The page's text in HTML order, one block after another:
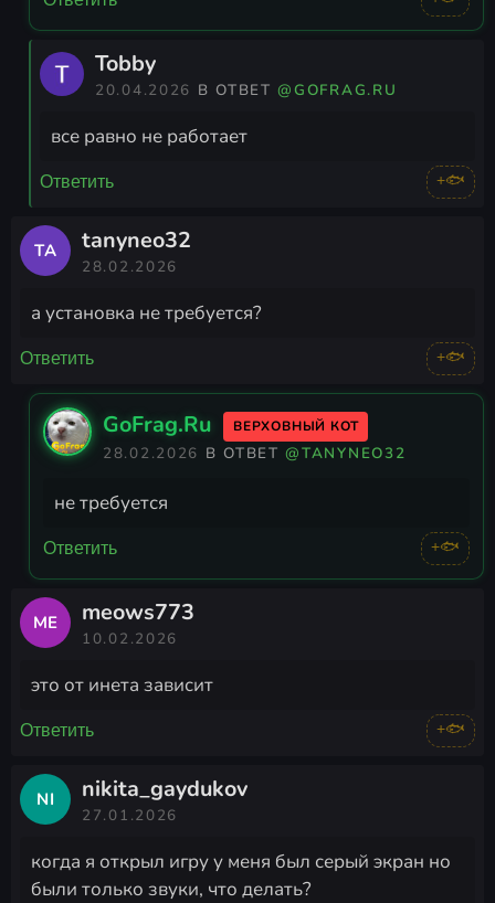
Tobby
20.04.2026 В ОТВЕТ@GOFRAG.RU
все равно не работает
Ответить +🐟
TA tanyneo32
28.02.2026
а установка не требуется?
Ответить +🐟
GoFrag.Ru ВЕРХОВНЫЙ КОТ
28.02.2026 В ОТВЕТ@TANYNEO32
не требуется
Ответить +🐟
ME meows773
10.02.2026
это от инета зависит
Ответить +🐟
NI nikita_gaydukov
27.01.2026
когда я открыл игру у меня был серый экран но
были только звуки, что делать?